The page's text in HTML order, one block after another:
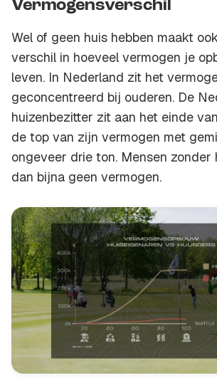
Vermogensverschil
Wel of geen huis hebben maakt
verschil in hoeveel vermogen je
leven. In Nederland zit het
geconcentreerd bij ouderen. De
huizenbezitter zit aan het einde
de top van zijn vermogen met
ongeveer drie ton. Mensen zonder
dan bijna geen vermogen.